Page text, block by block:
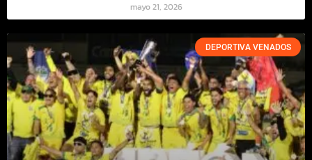
mayo 21, 2026
DEPORTIVA VENADOS